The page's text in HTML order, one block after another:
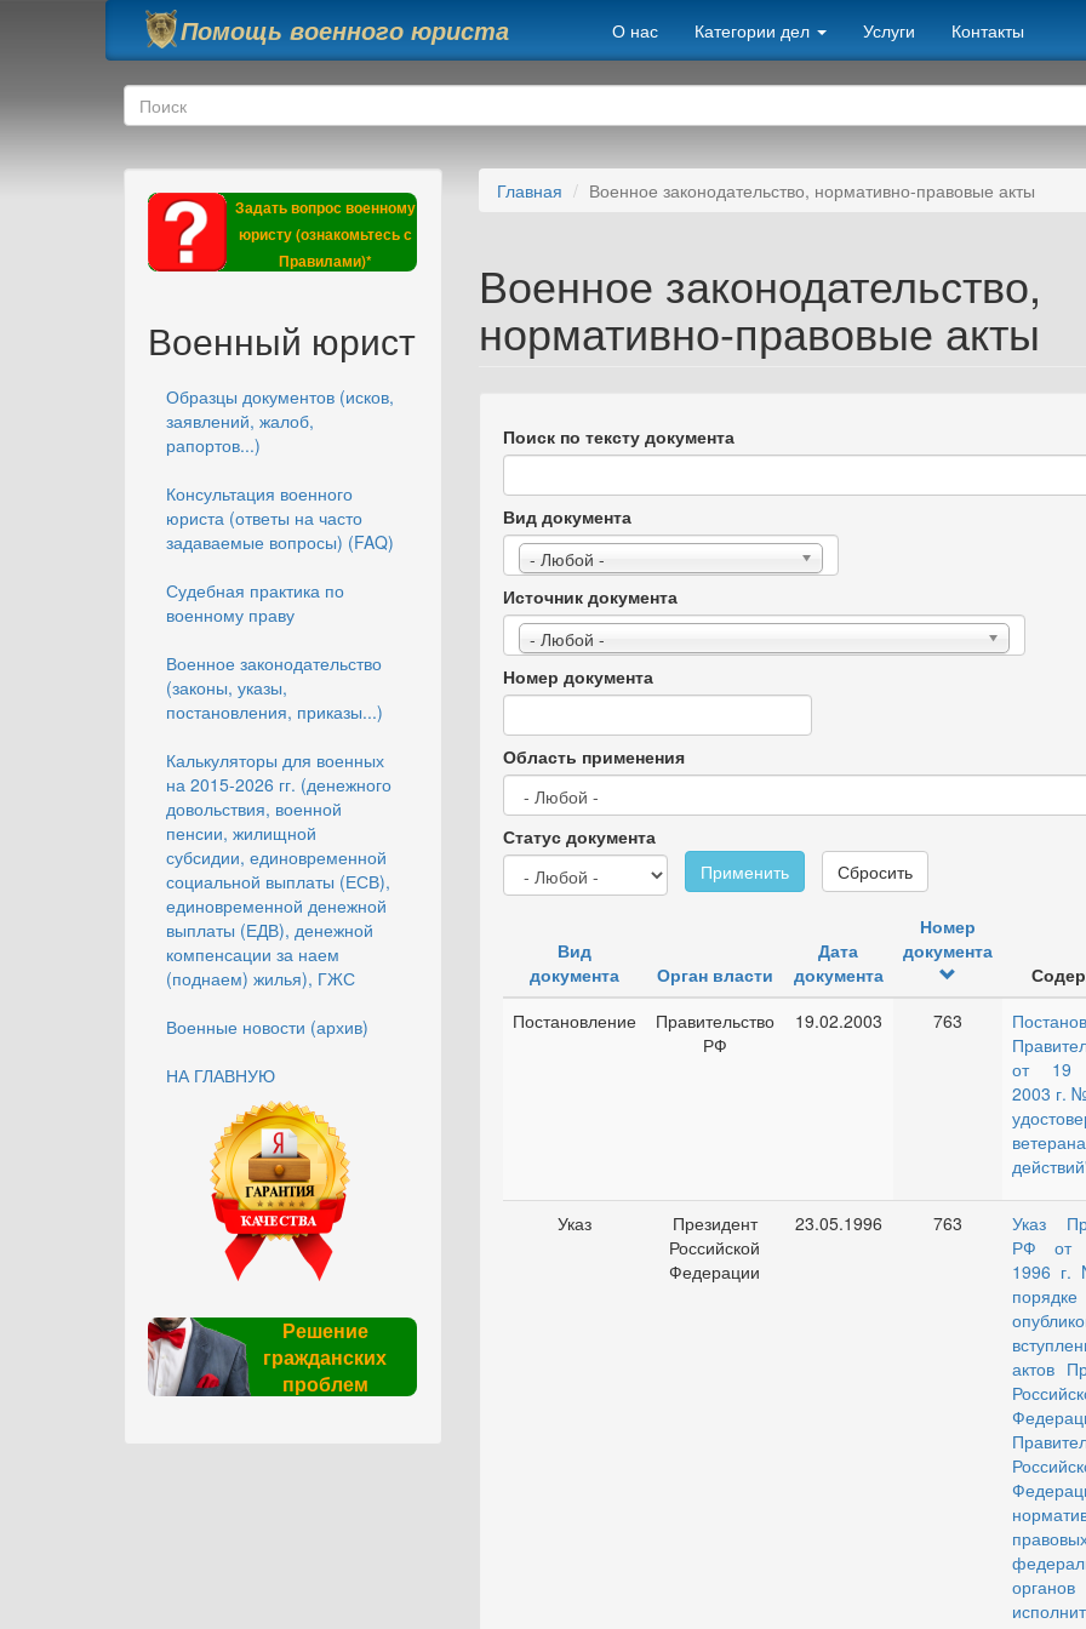
Перейти к основному содержанию
Помощь военного юриста О нас Категории дел Услуги Контакты
Форма поиска
Поиск
Задать вопрос военному
юристу (ознакомьтесь с
Правилами)*
Военный юрист
Образцы документов (исков,
заявлений, жалоб,
рапортов...)
Консультация военного
юриста (ответы на часто
задаваемые вопросы) (FAQ)
Судебная практика по
военному праву
Военное законодательство
(законы, указы,
постановления, приказы...)
Калькуляторы для военных
на 2015-2026 гг. (денежного
довольствия, военной
пенсии, жилищной
субсидии, единовременной
социальной выплаты (ЕСВ),
единовременной денежной
выплаты (ЕДВ), денежной
компенсации за наем
(поднаем) жилья), ГЖС
Военные новости (архив)
НА ГЛАВНУЮ
Решение
гражданских
проблем
Главная Военное законодательство, нормативно-правовые акты
Военное законодательство,
нормативно-правовые акты
Поиск по тексту документа
Вид документа
- Любой -
Источник документа
- Любой -
Номер документа
Область применения
Статус документа
Применить
Сбросить
Вид
документа
Орган власти
Дата
документа
Номер
документа
Постановление
Правительство
РФ
19.02.2003 763
от 19
2003 г.
Указ
Президент
Российской
Федерации
23.05.1996 763
Указ
РФ от
1996 г.
порядке
актов
органов